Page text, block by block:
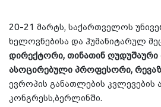
20-21 მარტს, საქართველოს
ხელოვნებისა და ჰუმანიტარულ
დირექტორი, თინათინ ღუდუშაური
ასოცირებული პროფესორი, რევაზ
ევროპის განათლების კვლევების
კონგრესს,ბერლინში.